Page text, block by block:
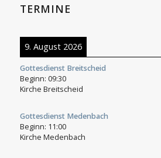
TERMINE
9. August 2026
Gottesdienst Breitscheid
Beginn: 09:30
Kirche Breitscheid
Gottesdienst Medenbach
Beginn: 11:00
Kirche Medenbach